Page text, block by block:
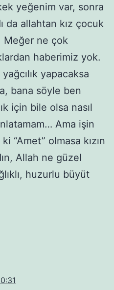
yeğenim var, sonra
da allahtan kız çocuk
Meğer ne çok
haberimiz yok.
yapacaksa
bana söyle ben
için bile olsa nasıl
Ama işin
“Amet” olmasa kızın
Allah ne güzel
huzurlu büyüt